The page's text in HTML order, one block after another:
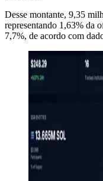
Desse montante, 9,35
representando 1,63% da
7,7%, de acordo com